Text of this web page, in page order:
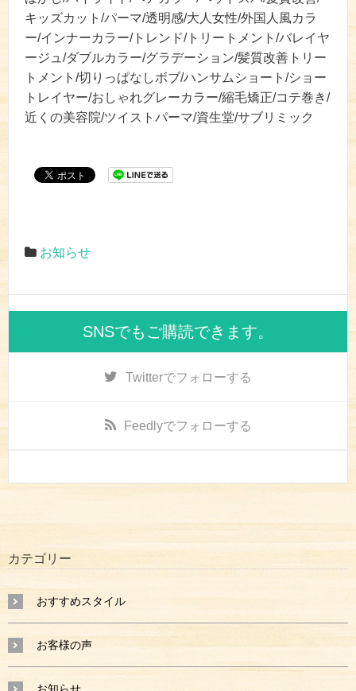
キッズカット/パーマ/透明感/大人女性/外国人風カラ
ー/インナーカラー/トレンド/トリートメント/バレイヤ
ージュ/ダブルカラー/グラデーション/髪質改善トリー
トメント/切りっぱなしボブ/ハンサムショート/ショー
トレイヤー/おしゃれグレーカラー/縮毛矯正/コテ巻き/
近くの美容院/ツイストパーマ/資生堂/サブリミック
お知らせ
SNSでもご購読できます。
Twitterでフォローする
Feedlyでフォローする
カテゴリー
おすすめスタイル
お客様の声
お知らせ